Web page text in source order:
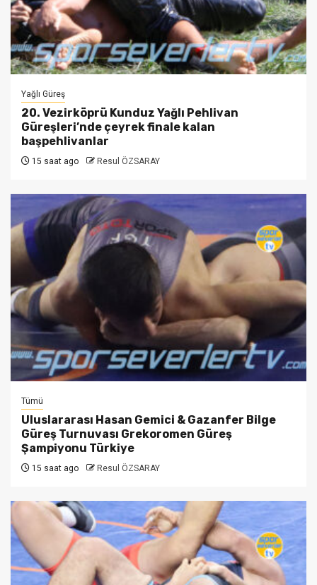
Yağlı Güreş
20. Vezirköprü Kunduz Yağlı Pehlivan
Güreşleri’nde çeyrek finale kalan
başpehlivanlar
15 saat ago Resul ÖZSARAY
Tümü
Uluslararası Hasan Gemici & Gazanfer Bilge
Güreş Turnuvası Grekoromen Güreş
Şampiyonu Türkiye
15 saat ago Resul ÖZSARAY